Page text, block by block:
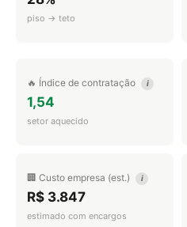
piso → teto
🔥 Índice de contratação i
1,54
setor aquecido
🏢 Custo empresa (est.) i
R$ 3.847
estimado com encargos